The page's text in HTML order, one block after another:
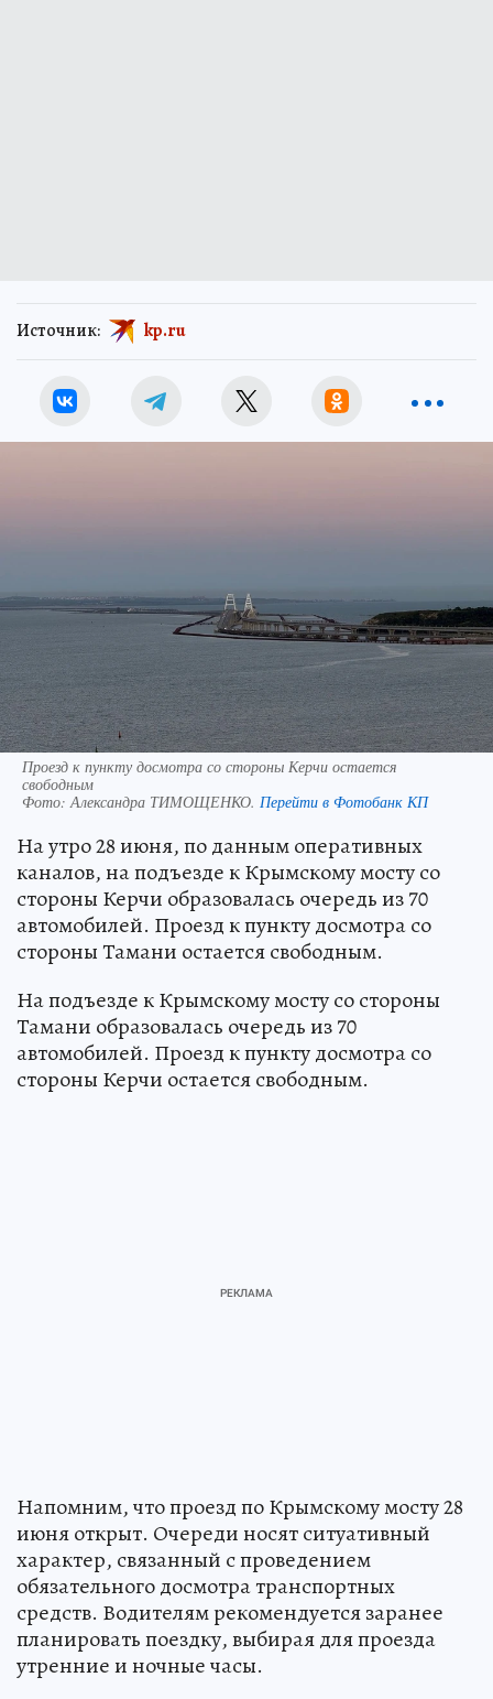
Источник: kp.ru
Проезд к пункту досмотра со стороны Керчи остается
свободным
Фото:Александра ТИМОЩЕНКО. Перейти в Фотобанк КП
На утро 28 июня, по данным оперативных
каналов, на подъезде к Крымскому мосту со
стороны Керчи образовалась очередь из 70
автомобилей. Проезд к пункту досмотра со
стороны Тамани остается свободным.
На подъезде к Крымскому мосту со стороны
Тамани образовалась очередь из 70
автомобилей. Проезд к пункту досмотра со
стороны Керчи остается свободным.
Напомним, что проезд по Крымскому мосту 28
июня открыт. Очереди носят ситуативный
характер, связанный с проведением
обязательного досмотра транспортных
средств. Водителям рекомендуется заранее
планировать поездку, выбирая для проезда
утренние и ночные часы.